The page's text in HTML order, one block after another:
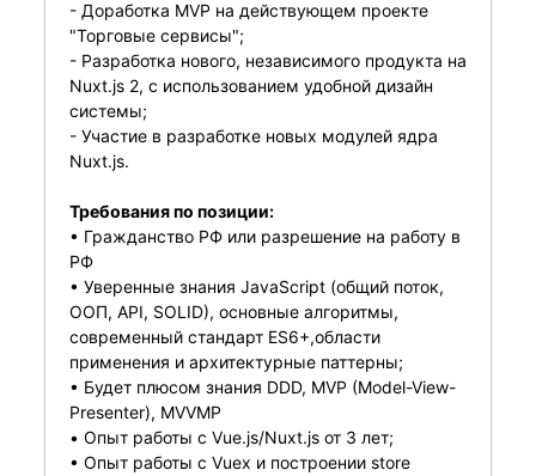
- Доработка MVP на действующем проекте
"Торговые сервисы";
- Разработка нового, независимого продукта на
Nuxt.js 2, с использованием удобной дизайн
системы;
- Участие в разработке новых модулей ядра
Nuxt.js.
Требования по позиции:
• Гражданство РФ или разрешение на работу в
РФ
• Уверенные знания JavaScript (общий поток,
ООП, API, SOLID), основные алгоритмы,
современный стандарт ES6+,области
применения и архитектурные паттерны;
• Будет плюсом знания DDD, MVP (Model-View-
Presenter), MVVMP
• Опыт работы с Vue.js/Nuxt.js от 3 лет;
• Опыт работы с Vuex и построении store